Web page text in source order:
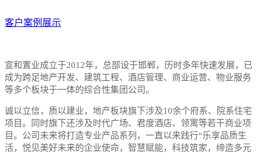
客户案例展示
宣和置业成立于2012年，总部设于邯郸，历时多年快速发展，已
成为跨足地产开发、建筑工程、酒店管理、商业运营、物业服务
等多个板块于一体的综合性集团公司。
诚以立信，质以建业，地产板块旗下涉及10余个府系、院系住宅
项目。同时旗下还涉及时代广场、君度酒店、领寓等若干商业项
目。公司未来将打造专业产品系列，一直以来践行“乐享品质生
活，悦见美好未来的企业使命，智慧赋能，科技筑家，缔造多元